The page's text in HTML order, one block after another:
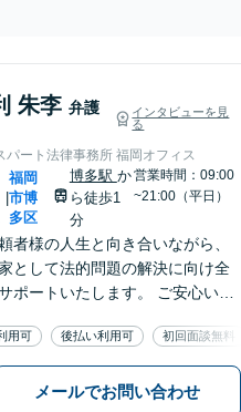
す。お気軽にお問合せ
下さい。
す。
朱李 弁護
インタビューを見
る
パート法律事務所 福岡オフィス
|
福岡
市博
多区
博多駅 か
ら徒歩1
分
営業時間：09:00
~21:00（平日）
者様の人生と向き合いながら、
として法的問題の解決に向け全
ポートいたします。 ご安心いた
気持ちに寄り添った解決策を提
します。【お子様連れ相談可】
用可 後払い利用可 初回面談無料
メールでお問い合わせ